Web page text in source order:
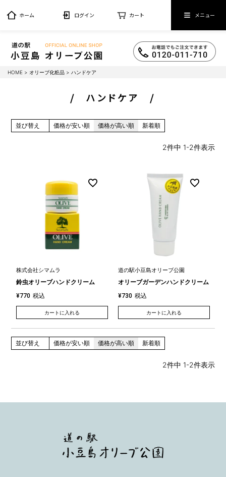
ホーム ログイン カート メニュー
HOME オリーブ化粧品 ハンドケア
ハンドケア
並び替え 価格が安い順 価格が高い順 新着順
2件中 1-2件表示
株式会社シマムラ
鈴虫オリーブハンドクリーム
¥770 税込
カートに入れる
道の駅小豆島オリーブ公園
オリーブガーデンハンドクリーム
¥730 税込
カートに入れる
並び替え 価格が安い順 価格が高い順 新着順
2件中 1-2件表示